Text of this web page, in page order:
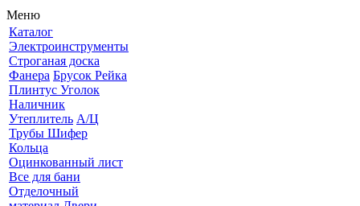
Меню
Каталог
Электроинструменты
Строганая доска
Фанера Брусок Рейка
Плинтус Уголок
Наличник
Утеплитель А/Ц
Трубы Шифер
Кольца
Оцинкованный лист
Все для бани
Отделочный